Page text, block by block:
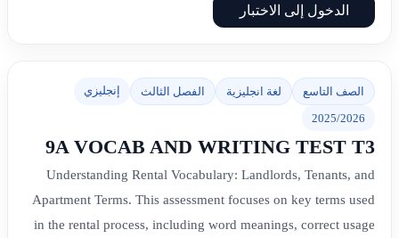
الدخول إلى الاختبار
الصف التاسع لغة انجليزية الفصل الثالث إنجليزي
2025/2026
9A VOCAB AND WRITING TEST T3
Understanding Rental Vocabulary: Landlords, Tenants, and
Apartment Terms. This assessment focuses on key terms used
in the rental process, including word meanings, correct usage